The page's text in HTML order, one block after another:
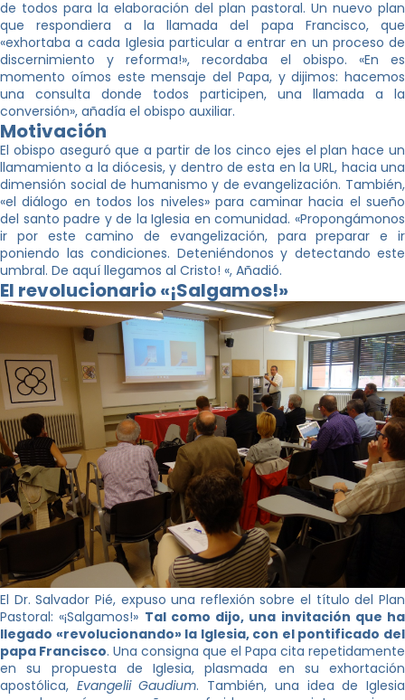
de todos para la elaboración del plan pastoral. Un nuevo plan
que respondiera a la llamada del papa Francisco, que
«exhortaba a cada Iglesia particular a entrar en un proceso de
discernimiento y reforma!», recordaba el obispo. «En es
momento oímos este mensaje del Papa, y dijimos: hacemos
una consulta donde todos participen, una llamada a la
conversión», añadía el obispo auxiliar.
Motivación
El obispo aseguró que a partir de los cinco ejes el plan hace un
llamamiento a la diócesis, y dentro de esta en la URL, hacia una
dimensión social de humanismo y de evangelización. También,
«el diálogo en todos los niveles» para caminar hacia el sueño
del santo padre y de la Iglesia en comunidad. «Propongámonos
ir por este camino de evangelización, para preparar e ir
poniendo las condiciones. Deteniéndonos y detectando este
umbral. De aquí llegamos al Cristo! «, Añadió.
El revolucionario «¡Salgamos!»
El Dr. Salvador Pié, expuso una reflexión sobre el título del Plan
Pastoral: «¡Salgamos!» Tal como dijo, una invitación que ha
llegado «revolucionando» la Iglesia, con el pontificado del
papa Francisco. Una consigna que el Papa cita repetidamente
en su propuesta de Iglesia, plasmada en su exhortación
apostólica, Evangelii Gaudium. También, una idea de Iglesia